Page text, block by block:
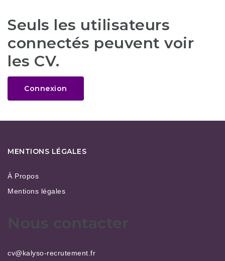
Seuls les utilisateurs
connectés peuvent voir
les CV.
Connexion
MENTIONS LÉGALES
À Propos
Mentions légales
Nous contacter
cv@kalyso-recrutement.fr